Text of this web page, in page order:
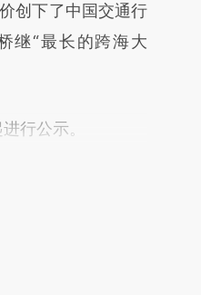
击链接阅读原文细
创下了中国交通行
继“最长的跨海大
行公示。